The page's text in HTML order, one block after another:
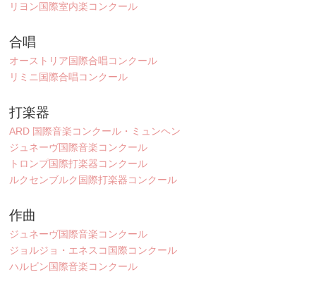
リヨン国際室内楽コンクール
合唱
オーストリア国際合唱コンクール
リミニ国際合唱コンクール
打楽器
ARD 国際音楽コンクール・ミュンヘン
ジュネーヴ国際音楽コンクール
トロンプ国際打楽器コンクール
ルクセンブルク国際打楽器コンクール
作曲
ジュネーヴ国際音楽コンクール
ジョルジョ・エネスコ国際コンクール
ハルビン国際音楽コンクール